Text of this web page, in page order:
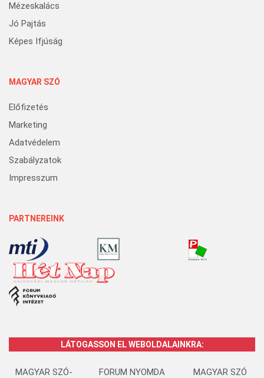
Mézeskalács
Jó Pajtás
Képes Ifjúság
MAGYAR SZÓ
Előfizetés
Marketing
Adatvédelem
Szabályzatok
Impresszum
PARTNEREINK
LÁTOGASSON EL WEBOLDALAINKRA:
MAGYAR SZÓ-
FORUM NYOMDA
MAGYAR SZÓ